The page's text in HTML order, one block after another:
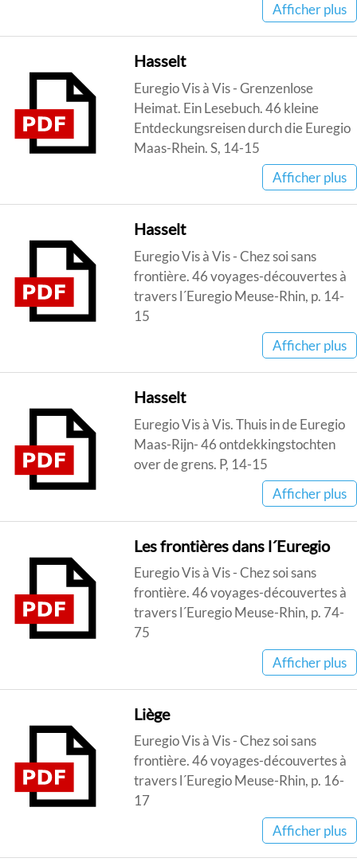
Afficher plus
Hasselt
Euregio Vis à Vis - Grenzenlose
Heimat. Ein Lesebuch. 46 kleine
Entdeckungsreisen durch die Euregio
Maas-Rhein. S, 14-15
Afficher plus
Hasselt
Euregio Vis à Vis - Chez soi sans
frontière. 46 voyages-découvertes à
travers l´Euregio Meuse-Rhin, p. 14-
15
Afficher plus
Hasselt
Euregio Vis à Vis. Thuis in de Euregio
Maas-Rijn- 46 ontdekkingstochten
over de grens. P, 14-15
Afficher plus
Les frontières dans l´Euregio
Euregio Vis à Vis - Chez soi sans
frontière. 46 voyages-découvertes à
travers l´Euregio Meuse-Rhin, p. 74-
75
Afficher plus
Liège
Euregio Vis à Vis - Chez soi sans
frontière. 46 voyages-découvertes à
travers l´Euregio Meuse-Rhin, p. 16-
17
Afficher plus